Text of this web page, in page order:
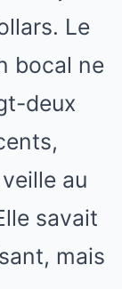
Le
bocal ne
deux
au
savait
mais